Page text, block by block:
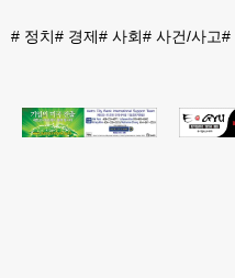
# 정치# 경제# 사회# 사건/사고#